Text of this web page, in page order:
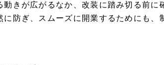
きが広がるなか、改装に踏み切る前に
防ぎ、スムーズに開業するためにも、